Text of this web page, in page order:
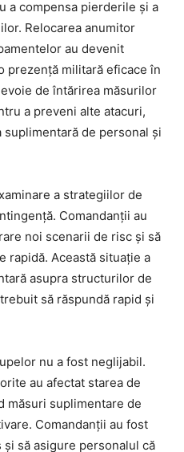
a compensa pierderile și a
Relocarea anumitor
au devenit
prezență militară eficace în
de întărirea măsurilor
a preveni alte atacuri,
suplimentară de personal și
a strategiilor de
Comandanții au
noi scenarii de risc și să
rapidă. Această situație a
asupra structurilor de
să răspundă rapid și
nu a fost neglijabil.
au afectat starea de
măsuri suplimentare de
Comandanții au fost
să asigure personalul că